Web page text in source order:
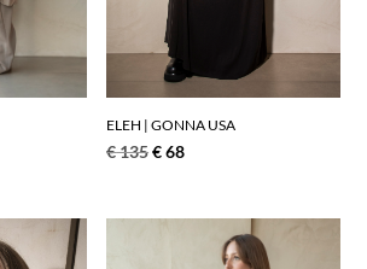
ELEH | GONNA USA
€135€68